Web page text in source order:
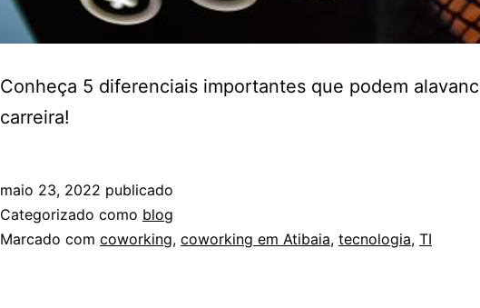
Conheça 5 diferenciais importantes que podem
carreira!
maio 23, 2022 publicado
Categorizado como blog
Marcado com coworking, coworking em Atibaia, tecnologia, TI